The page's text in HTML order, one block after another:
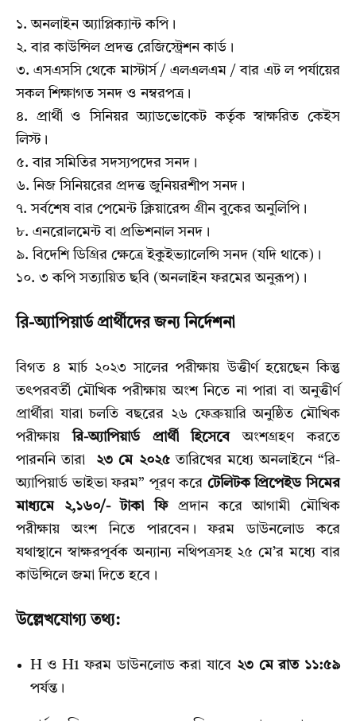
১. অনলাইন অ্যাপ্লিক্যান্ট কপি।
২. বার কাউন্সিল প্রদত্ত রেজিস্ট্রেশন কার্ড।
৩. এসএসসি থেকে মাস্টার্স / এলএলএম / বার এট ল পর্যায়ের
সকল শিক্ষাগত সনদ ও নম্বরপত্র।
৪. প্রার্থী ও সিনিয়র অ্যাডভোকেট কর্তৃক স্বাক্ষরিত কেইস
লিস্ট।
৫. বার সমিতির সদস্যপদের সনদ।
৬. নিজ সিনিয়রের প্রদত্ত জুনিয়রশীপ সনদ।
৭. সর্বশেষ বার পেমেন্ট ক্লিয়ারেন্স গ্রীন বুকের অনুলিপি।
৮. এনরোলমেন্ট বা প্রভিশনাল সনদ।
৯. বিদেশি ডিগ্রির ক্ষেত্রে ইকুইভ্যালেন্সি সনদ (যদি থাকে)।
১০. ৩ কপি সত্যায়িত ছবি (অনলাইন ফরমের অনুরূপ)।
রি-অ্যাপিয়ার্ড প্রার্থীদের জন্য নির্দেশনা
বিগত ৪ মার্চ ২০২৩ সালের পরীক্ষায় উত্তীর্ণ হয়েছেন কিন্তু
তৎপরবর্তী মৌখিক পরীক্ষায় অংশ নিতে না পারা বা অনুত্তীর্ণ
প্রার্থীরা যারা চলতি বছরের ২৬ ফেব্রুয়ারি অনুষ্ঠিত মৌখিক
পরীক্ষায়রি-অ্যাপিয়ার্ড প্রার্থী হিসেবেঅংশগ্রহণ করতে
পারননি তারা ২৩ মে ২০২৫তারিখের মধ্যে অনলাইনে “রি-
অ্যাপিয়ার্ড ভাইভা ফরম” পূরণ করে টেলিটক প্রিপেইড সিমের
মাধ্যমে ২,১৬০/- টাকা ফিপ্রদান করে আগামী মৌখিক
পরীক্ষায় অংশ নিতে পারবেন। ফরম ডাউনলোড করে
যথাস্থানে স্বাক্ষরপূর্বক অন্যান্য নথিপত্রসহ ২৫ মে’র মধ্যে বার
কাউন্সিলে জমা দিতে হবে।
উল্লেখযোগ্য তথ্য:
H ও H1 ফরম ডাউনলোড করা যাবে ২৩ মে রাত ১১:৫৯
পর্যন্ত।